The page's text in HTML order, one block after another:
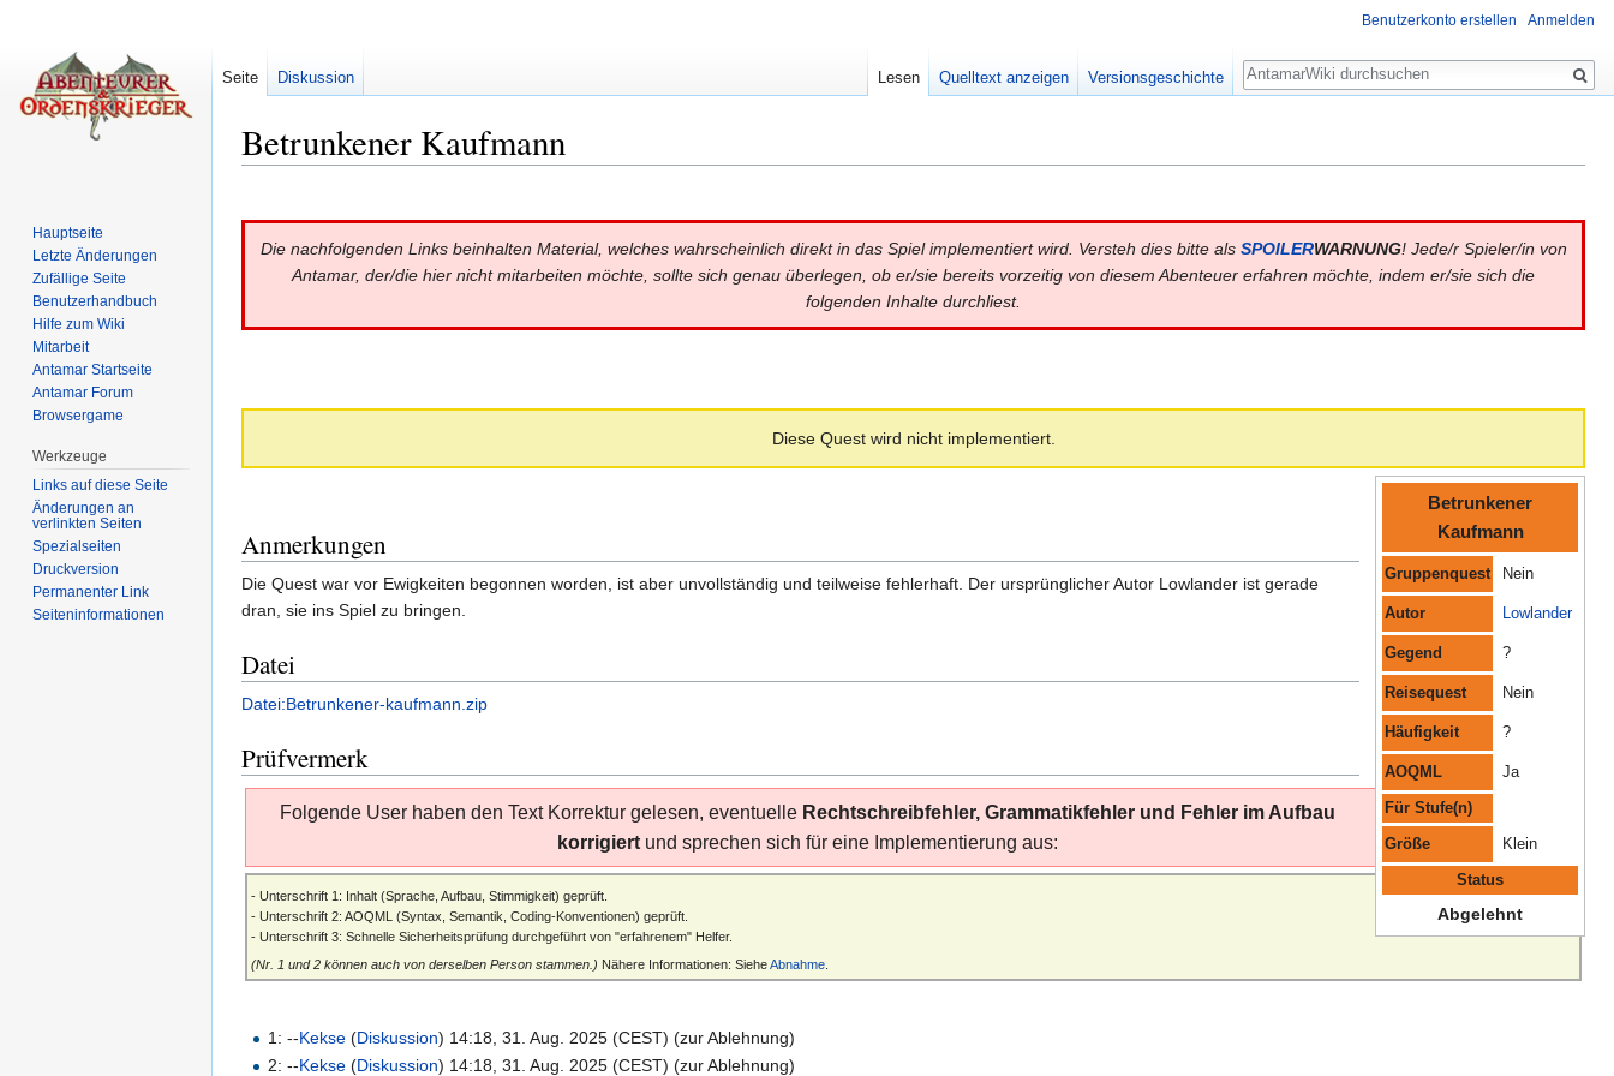
Betrunkener Kaufmann
Die nachfolgenden Links beinhalten Material, welches wahrscheinlich direkt in das Spiel implementiert wird. Versteh dies bitte als SPOILERWARNUNG! Jede/r Spieler/in von
Antamar, der/die hier nicht mitarbeiten möchte, sollte sich genau überlegen, ob er/sie bereits vorzeitig von diesem Abenteuer erfahren möchte, indem er/sie sich die
folgenden Inhalte durchliest.
Diese Quest wird nicht implementiert.
Betrunkener
Kaufmann
Gruppenquest Nein
Autor Lowlander
Gegend ?
Reisequest Nein
Häufigkeit ?
AOQML Ja
Für Stufe(n)
Größe Klein
Status
Abgelehnt
Anmerkungen
Die Quest war vor Ewigkeiten begonnen worden, ist aber unvollständig und teilweise fehlerhaft. Der ursprünglicher Autor Lowlander ist gerade
dran, sie ins Spiel zu bringen.
Datei
Datei:Betrunkener-kaufmann.zip
Prüfvermerk
Folgende User haben den Text Korrektur gelesen, eventuelle Rechtschreibfehler, Grammatikfehler und Fehler im Aufbau
korrigiertund sprechen sich für eine Implementierung aus:
- Unterschrift 1: Inhalt (Sprache, Aufbau, Stimmigkeit) geprüft.
- Unterschrift 2: AOQML (Syntax, Semantik, Coding-Konventionen) geprüft.
- Unterschrift 3: Schnelle Sicherheitsprüfung durchgeführt von "erfahrenem" Helfer.
(Nr. 1 und 2 können auch von derselben Person stammen.) Nähere Informationen: SieheAbnahme
1: --Kekse (Diskussion) 14:18, 31. Aug. 2025 (CEST) (zur Ablehnung)
2: --Kekse (Diskussion) 14:18, 31. Aug. 2025 (CEST) (zur Ablehnung)
Benutzerkonto erstellen Anmelden
Seite Diskussion Lesen Quelltext anzeigen Versionsgeschichte
Suche
Hauptseite
Letzte Änderungen
Zufällige Seite
Benutzerhandbuch
Hilfe zum Wiki
Mitarbeit
Antamar Startseite
Antamar Forum
Browsergame
Werkzeuge
Links auf diese Seite
Änderungen an
verlinkten Seiten
Spezialseiten
Druckversion
Permanenter Link
Seiten­informationen